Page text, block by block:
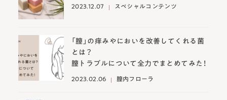
2023.12.07 スペシャルコンテンツ
「膣」の痒みやにおいを改善してくれる菌
とは？
膣トラブルについて全力でまとめてみた！
2023.02.06 膣内フローラ